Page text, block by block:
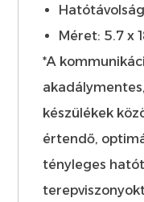
Méret: 5.7 x
*A
készülékek
értendő,
tényleges